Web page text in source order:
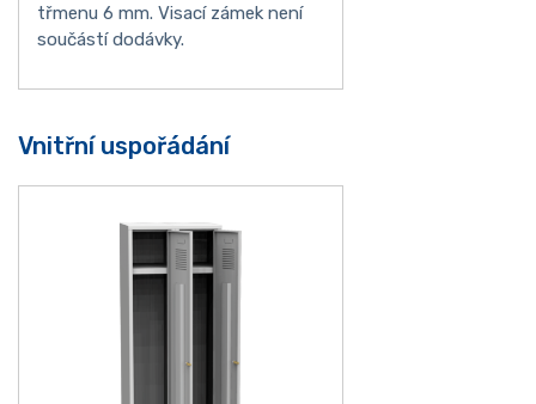
třmenu 6 mm. Visací zámek není
součástí dodávky.
Vnitřní uspořádání